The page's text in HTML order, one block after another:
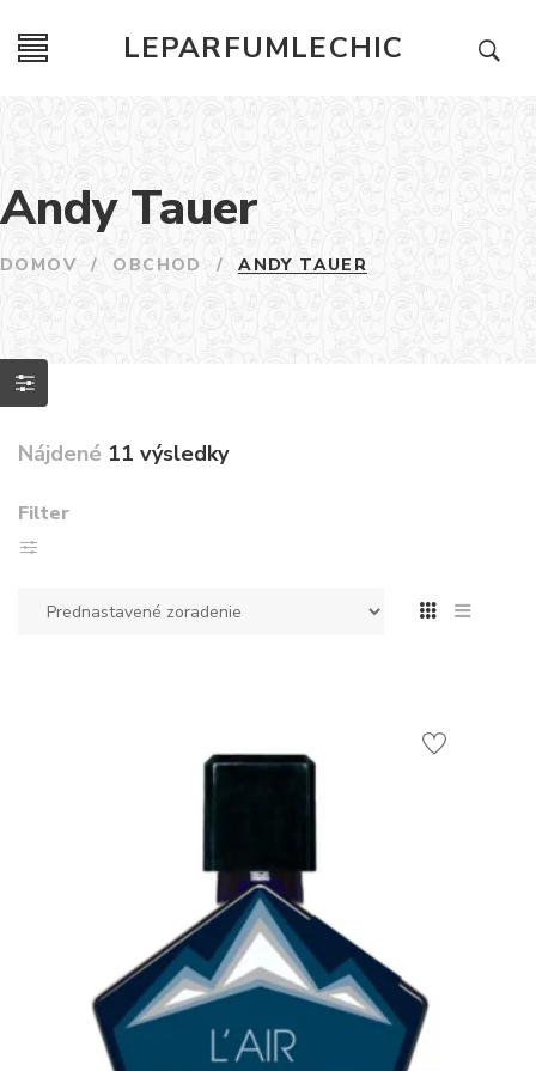
LEPARFUMLECHIC
Andy Tauer
DOMOV / OBCHOD / ANDY TAUER
Nájdené 11 výsledky
Filter